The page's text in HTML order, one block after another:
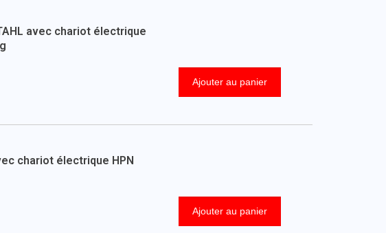
avec chariot électrique
Ajouter au panier
chariot électrique HPN
Ajouter au panier